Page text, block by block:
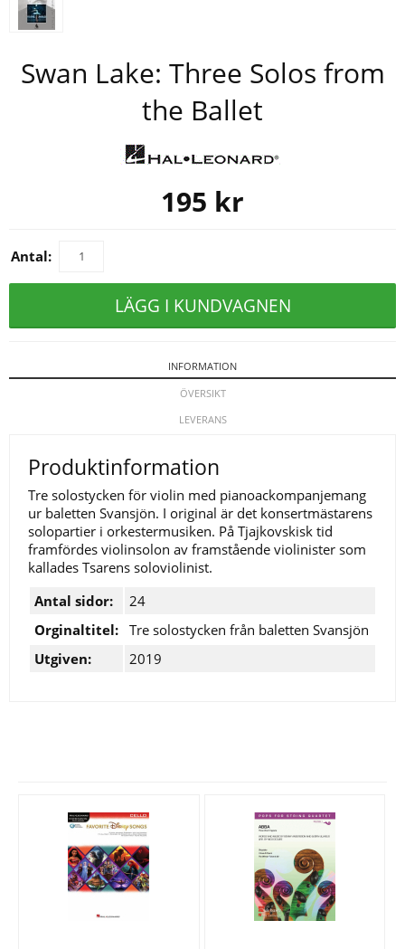
Swan Lake: Three Solos from
the Ballet
195 kr
Antal:
LÄGG I KUNDVAGNEN
INFORMATION
ÖVERSIKT
LEVERANS
Produktinformation
Tre solostycken för violin med pianoackompanjemang
ur baletten Svansjön. I original är det konsertmästarens
solopartier i orkestermusiken. På Tjajkovskisk tid
framfördes violinsolon av framstående violinister som
kallades Tsarens soloviolinist.
Antal sidor:
24
Orginaltitel: Tre solostycken från baletten Svansjön
Utgiven:
2019